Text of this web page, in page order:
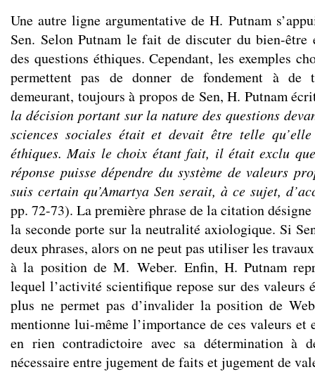
Une autre ligne argumentative de H. Putnam
Sen. Selon Putnam le fait de discuter du bien-être
des questions éthiques. Cependant, les exemples
permettent pas de donner de fondement à de
demeurant, toujours à propos de Sen, H. Putnam
la décision portant sur la nature des questions
sciences sociales était et devait être telle
éthiques. Mais le choix étant fait, il était exclu
réponse puisse dépendre du système de valeurs
suis certain qu’Amartya Sen serait, à ce sujet,
pp. 72-73). La première phrase de la citation
la seconde porte sur la neutralité axiologique. Si
deux phrases, alors on ne peut pas utiliser les
à la position de M. Weber. Enfin, H. Putnam
lequel l’activité scientifique repose sur des valeurs
plus ne permet pas d’invalider la position de
mentionne lui-même l’importance de ces valeurs et
en rien contradictoire avec sa détermination à
nécessaire entre jugement de faits et jugement de